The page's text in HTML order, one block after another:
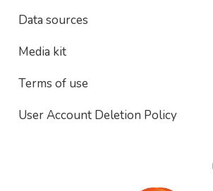
Data sources
Media kit
Terms of use
User Account Deletion Policy